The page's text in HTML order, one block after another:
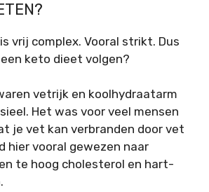
vrij complex. Vooral strikt. Dus
keto dieet volgen?
vetrijk en koolhydraatarm
Het was voor veel mensen
je vet kan verbranden door vet
hier vooral gewezen naar
te hoog cholesterol en hart-